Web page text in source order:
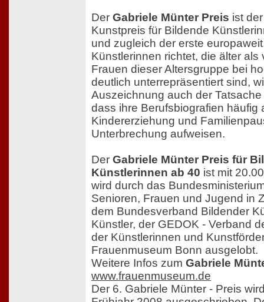
Der Gabriele Münter Preis ist
Kunstpreis für Bildende
und zugleich der erste
Künstlerinnen richtet, die älter als
Frauen dieser Altersgruppe bei
deutlich unterrepräsentiert sind,
Auszeichnung auch der
dass ihre Berufsbiografien häufig
Kindererziehung und
Unterbrechung aufweisen.
Der Gabriele Münter Preis für
Künstlerinnen ab 40 ist mit
wird durch das
Senioren, Frauen und Jugend in
dem Bundesverband Bildender
Künstler, der GEDOK - Verband
der Künstlerinnen und
Frauenmuseum Bonn ausgelobt.
Weitere Infos zum Gabriele
www.frauenmuseum.de
Der 6. Gabriele Münter - Preis